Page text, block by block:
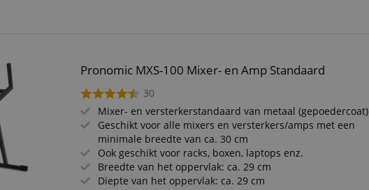
Pronomic MXS-100 Mixer- en Amp Standaard
30
Mixer- en versterkerstandaard van metaal (gepoedercoat)
Geschikt voor alle mixers en versterkers/amps met een
minimale breedte van ca. 30 cm
Ook geschikt voor racks, boxen, laptops enz.
Breedte van het oppervlak: ca. 29 cm
Diepte van het oppervlak: ca. 29 cm